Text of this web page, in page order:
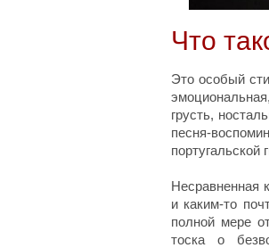
Что
Это особый
грусть,
песня-
португальской
Несравненная
и каким-то
полной мере
тоска о